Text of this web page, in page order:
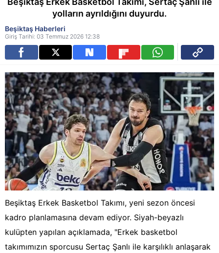
yolların ayrıldığını duyurdu.
Beşiktaş Haberleri
Giriş Tarihi: 03 Temmuz 2026 12:38
Beşiktaş Erkek Basketbol Takımı, yeni sezon öncesi
kadro planlamasına devam ediyor. Siyah-beyazlı
kulüpten yapılan açıklamada, "Erkek basketbol
takımımızın sporcusu Sertaç Şanlı ile karşılıklı anlaşarak